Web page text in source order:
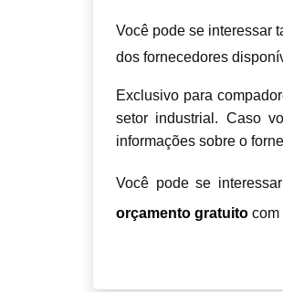
Você pode se interessar
dos fornecedores
Exclusivo para
setor industrial. Caso
informações sobre o
Você pode se
orçamento gratuito com